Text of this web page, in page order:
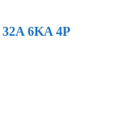
6KA 4P